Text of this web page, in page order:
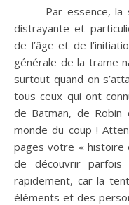
Par essence, la
distrayante et
de l’âge et de
générale de la trame
surtout quand on
tous ceux qui ont
de Batman, de
monde du coup !
pages votre « histoire
de découvrir parfois
rapidement, car la
éléments et des